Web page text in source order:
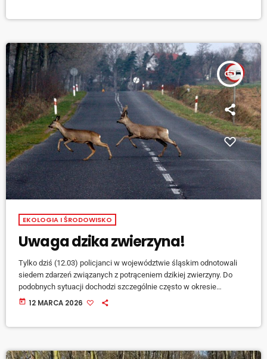
insert_link
EKOLOGIA I ŚRODOWISKO
Uwaga dzika zwierzyna!
Tylko dziś (12.03) policjanci w województwie śląskim odnotowali
siedem zdarzeń związanych z potrąceniem dzikiej zwierzyny. Do
podobnych sytuacji dochodzi szczególnie często w okresie
wiosennym oraz jesiennym, kiedy zwierzęta są bardziej aktywne i
today 12 MARCA 2026